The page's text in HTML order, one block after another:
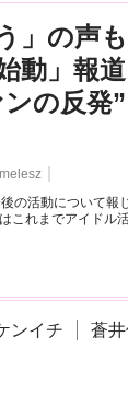
」の声
動」報
の反発
の活動について報
これまでアイドル
ンイチ 蒼